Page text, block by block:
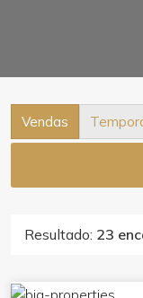
Vendas
Resultado: 23